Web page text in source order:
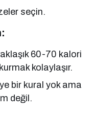
seçin.
60-70 kalori
kolaylaşır.
bir kural yok ama
değil.